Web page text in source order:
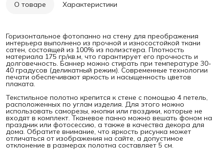
О товаре Характеристики
Горизонтальное фотопанно на стену для преображения
интерьера выполнено из прочной и износостойкой ткани
сатен, состоящей из 100% из полиэстера. Плотность
материала 175 гр/кв.м, что гарантирует его прочность и
долговечность. Баннер можно стирать при температуре 30-
40 градусов (деликатный режим). Современные технологии
печати обеспечивают яркость и насыщенность цветов
плаката.
Текстильное полотно крепится к стене с помощью 4 петель,
расположенных по углам изделия. Для этого можно
использовать саморезы, кнопки или гвоздики, которые не
входят в комплект. Тканевое панно можно вешать фоном на
праздник или фотосессию, а также в качества декора для
дома. Обратите внимание, что яркость рисунка может
отличаться от изображения на сайте, а допустимое
отклонение в размерах полотна составляет 5 см.